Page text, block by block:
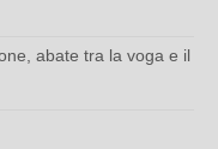
abate tra la voga e il